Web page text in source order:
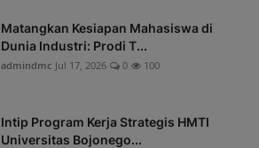
Matangkan Kesiapan Mahasiswa di
Dunia Industri: Prodi T...
admindmc Jul 17, 2026 0 100
Intip Program Kerja Strategis HMTI
Universitas Bojonego...